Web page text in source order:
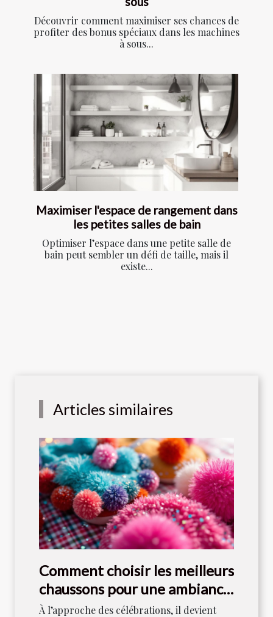
Découvrir comment maximiser ses chances de
profiter des bonus spéciaux dans les machines
à sous...
Maximiser l'espace de rangement dans
les petites salles de bain
Optimiser l’espace dans une petite salle de
bain peut sembler un défi de taille, mais il
existe...
Articles similaires
Comment choisir les meilleurs
chaussons pour une ambiance
festive ?
À l’approche des célébrations, il devient